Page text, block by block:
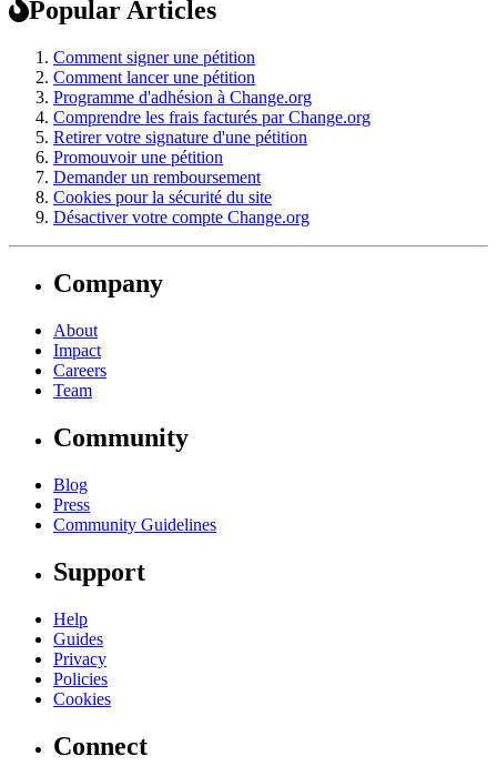
Popular Articles
Comment signer une pétition
Comment lancer une pétition
Programme d'adhésion à Change.org
Comprendre les frais facturés par Change.org
Retirer votre signature d'une pétition
Promouvoir une pétition
Demander un remboursement
Cookies pour la sécurité du site
Désactiver votre compte Change.org
Company
About
Impact
Careers
Team
Community
Blog
Press
Community Guidelines
Support
Help
Guides
Privacy
Policies
Cookies
Connect